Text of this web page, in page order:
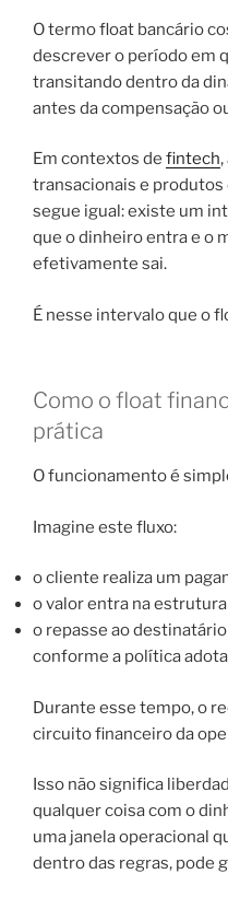
O termo float bancário
descrever o período em
transitando dentro da
antes da compensação
Em contextos de fintech,
transacionais e
segue igual: existe um
que o dinheiro entra e o
efetivamente sai.
É nesse intervalo que o
Como o float
prática
O funcionamento é
Imagine este fluxo:
o cliente realiza um
o valor entra na
o repasse ao
conforme a política
Durante esse tempo, o
circuito financeiro da
Isso não significa
qualquer coisa com o
uma janela operacional
dentro das regras, pode